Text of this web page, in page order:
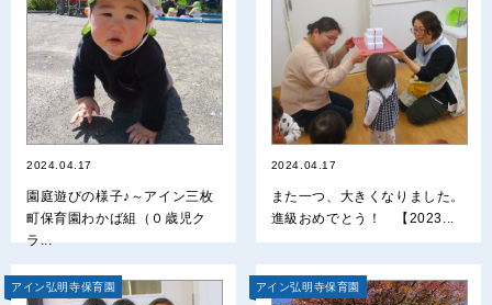
2024.04.17
園庭遊びの様子♪～アイン三枚
町保育園わかば組（０歳児ク
ラ...
2024.04.17
また一つ、大きくなりました。
進級おめでとう！ 【2023...
アイン弘明寺保育園 アイン弘明寺保育園